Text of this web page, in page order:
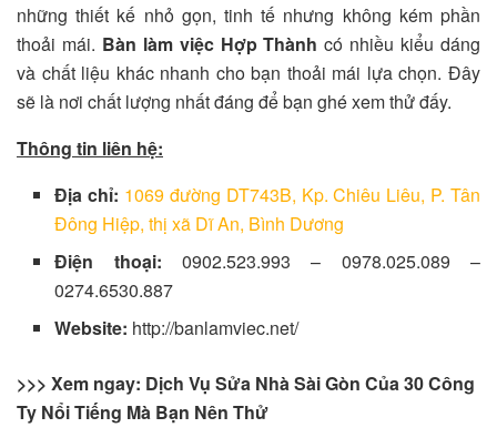
những thiết kế nhỏ gọn, tinh tế nhưng không kém phần
thoải mái. Bàn làm việc Hợp Thànhcó nhiều kiểu dáng
và chất liệu khác nhanh cho bạn thoải mái lựa chọn. Đây
sẽ là nơi chất lượng nhất đáng để bạn ghé xem thử đấy.
Thông tin liên hệ:
Địa chỉ: 1069 đường DT743B, Kp. Chiêu Liêu, P. Tân
Đông Hiệp, thị xã Dĩ An, Bình Dương
Điện thoại: 0902.523.993 – 0978.025.089 –
0274.6530.887
Website: http://banlamviec.net/
>>> Xem ngay: Dịch Vụ Sửa Nhà Sài Gòn Của 30 Công
Ty Nổi Tiếng Mà Bạn Nên Thử